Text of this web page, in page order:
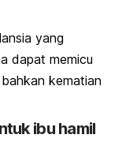
yang
dapat memicu
kematian
ibu hamil